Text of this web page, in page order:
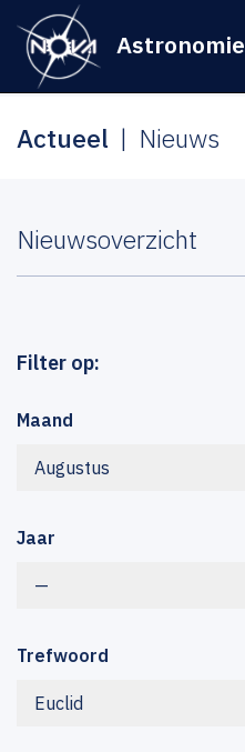
Astronomie
Actueel Nieuws
Nieuwsoverzicht
Filter op:
Maand
Augustus
Jaar
—
Trefwoord
Euclid